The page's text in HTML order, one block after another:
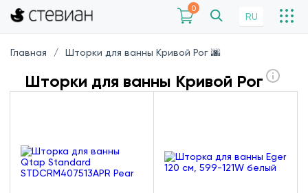
0
RU
Главная Шторки для ванны Кривой Рог 🌆
Шторки для ванны Кривой Рог